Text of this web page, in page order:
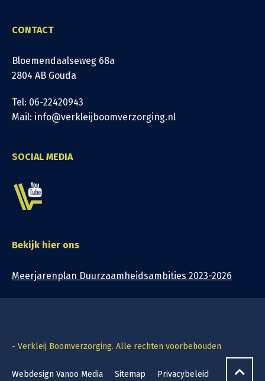
CONTACT
Bloemendaalseweg 68a
2804 AB Gouda
Tel: 06-22420943
Mail: info@verkleijboomverzorging.nl
SOCIAL MEDIA
Bekijk hier ons
Meerjarenplan Duurzaamheidsambities 2023-2026
- Verkleij Boomverzorging. Alle rechten voorbehouden
Webdesign Vanoo Media Sitemap Privacybeleid